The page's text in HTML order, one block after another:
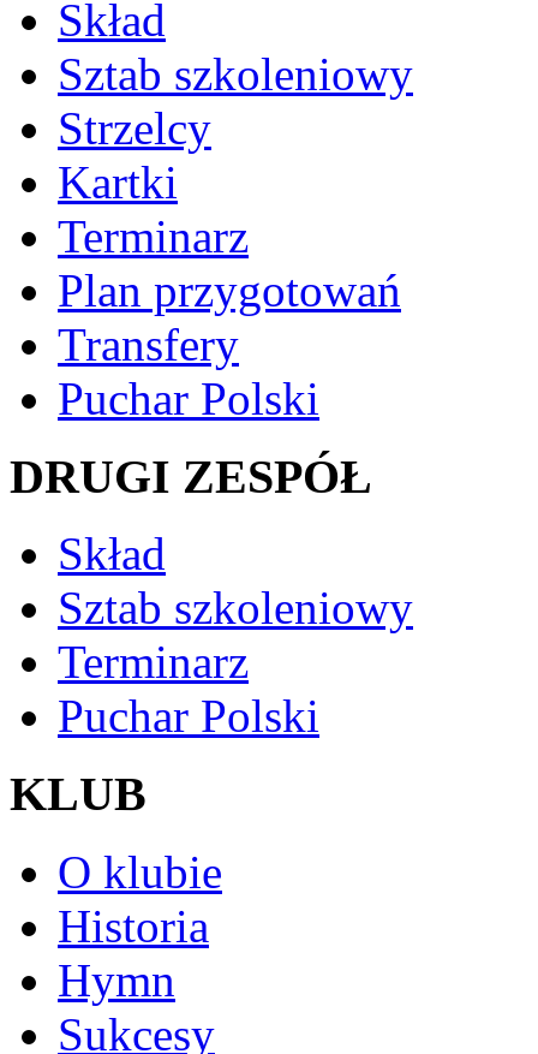
Skład
Sztab szkoleniowy
Strzelcy
Kartki
Terminarz
Plan przygotowań
Transfery
Puchar Polski
DRUGI ZESPÓŁ
Skład
Sztab szkoleniowy
Terminarz
Puchar Polski
KLUB
O klubie
Historia
Hymn
Sukcesy